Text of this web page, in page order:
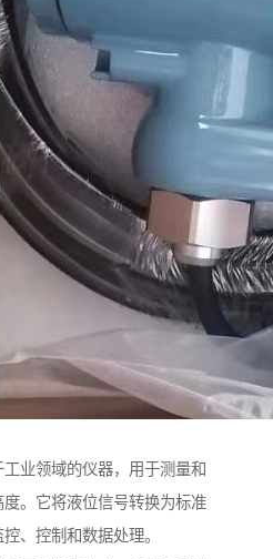
业领域的仪器，用于测量和
。它将液位信号转换为标准
、控制和数据处理。